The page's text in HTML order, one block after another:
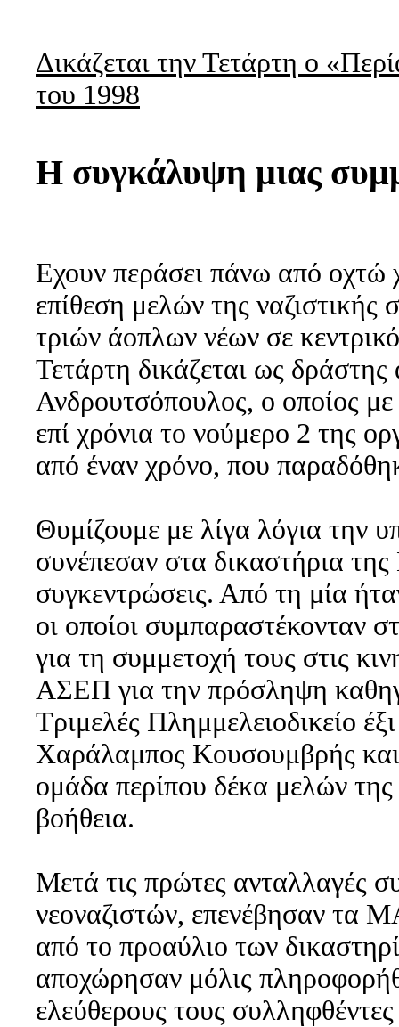
Δικάζεται την Τετάρτη ο
του 1998
Η συγκάλυψη μιας
Εχουν περάσει πάνω από οχτώ
επίθεση μελών της
τριών άοπλων νέων σε
Τετάρτη δικάζεται ως
Ανδρουτσόπουλος, ο οποίος
επί χρόνια το νούμερο 2 της
από έναν χρόνο, που
Θυμίζουμε με λίγα λόγια την
συνέπεσαν στα δικαστήρια
συγκεντρώσεις. Από τη μία
οι οποίοι συμπαραστέκονταν
για τη συμμετοχή τους στις
ΑΣΕΠ για την πρόσληψη
Τριμελές Πλημμελειοδικείο
Χαράλαμπος Κουσουμβρής
ομάδα περίπου δέκα μελών
βοήθεια.
Μετά τις πρώτες ανταλλαγές
νεοναζιστών, επενέβησαν τα
από το προαύλιο των
αποχώρησαν μόλις
ελεύθερους τους